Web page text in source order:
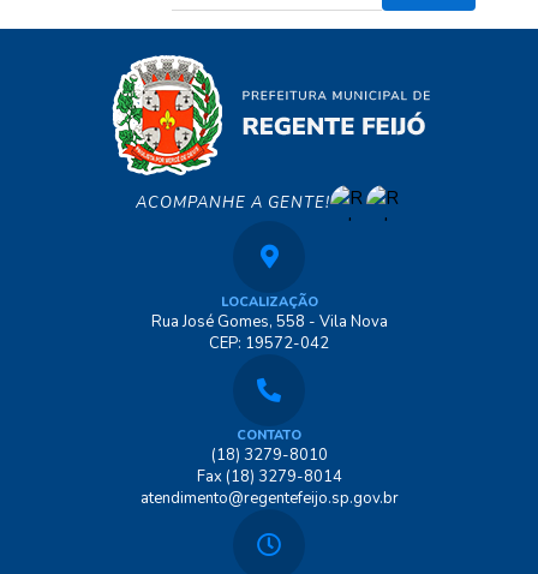
ACOMPANHE A GENTE!
LOCALIZAÇÃO
Rua José Gomes, 558 - Vila Nova
CEP: 19572-042
CONTATO
(18) 3279-8010
Fax (18) 3279-8014
atendimento@regentefeijo.sp.gov.br